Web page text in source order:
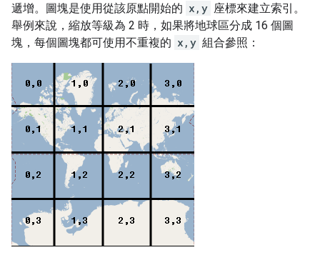
遞增。圖塊是使用從該原點開始的 x,y 座標來建立索引。
舉例來說，縮放等級為 2 時，如果將地球區分成 16 個圖
塊，每個圖塊都可使用不重複的 x,y 組合參照：